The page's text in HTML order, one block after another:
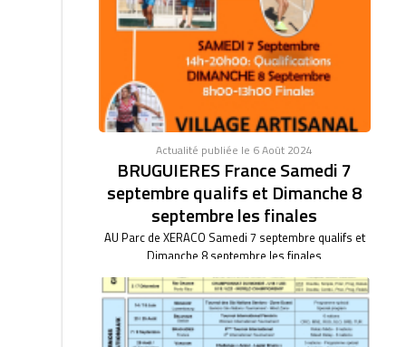
Actualité publiée le 6 Août 2024
BRUGUIERES France Samedi 7
septembre qualifs et Dimanche 8
septembre les finales
AU Parc de XERACO Samedi 7 septembre qualifs et
Dimanche 8 septembre les finales